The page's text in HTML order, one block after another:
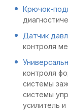
Крючок-
Датчик
контроля
контроля
системы
системы
усилитель